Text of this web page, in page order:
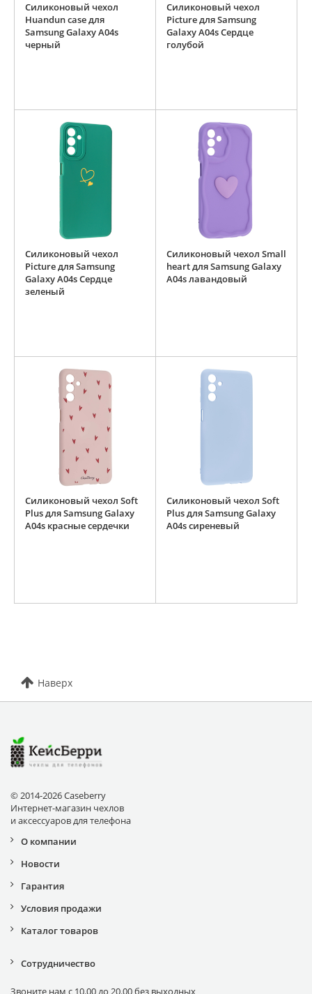
Силиконовый чехол
Huandun case для
Samsung Galaxy A04s
черный
Силиконовый чехол
Picture для Samsung
Galaxy A04s Сердце
голубой
Силиконовый чехол
Picture для Samsung
Galaxy A04s Сердце
зеленый
Силиконовый чехол Small
heart для Samsung Galaxy
A04s лавандовый
Силиконовый чехол Soft
Plus для Samsung Galaxy
A04s красные сердечки
Силиконовый чехол Soft
Plus для Samsung Galaxy
A04s сиреневый
Наверх
© 2014-2026 Caseberry
Интернет-магазин чехлов
и аксессуаров для телефона
О компании
Новости
Гарантия
Условия продажи
Каталог товаров
Сотрудничество